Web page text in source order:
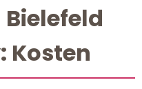
Kosten